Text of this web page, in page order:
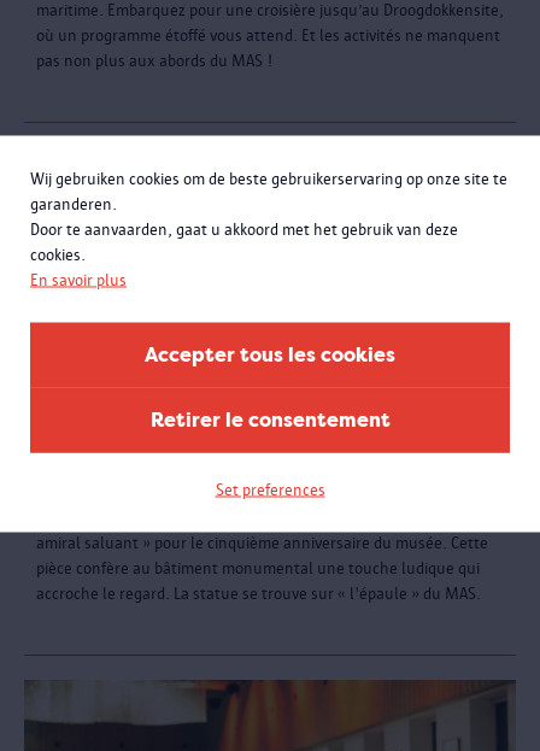
Wij gebruiken cookies om de beste gebruikerservaring op onze site te
garanderen.
Door te aanvaarden, gaat u akkoord met het gebruik van deze
cookies.
En savoir plus
Accepter tous les cookies
Retirer le consentement
Set preferences
maritime. Embarquez pour une croisière jusqu’au Droogdokkensite,
où un programme étoffé vous attend. Et les activités ne manquent
pas non plus aux abords du MAS !
Couple amiral saluant
amiral saluant » pour le cinquième anniversaire du musée. Cette
pièce confère au bâtiment monumental une touche ludique qui
accroche le regard. La statue se trouve sur « l'épaule » du MAS.